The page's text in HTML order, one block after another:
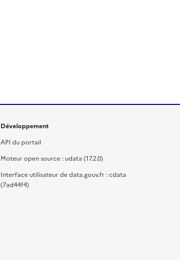
Développement
API du portail
Moteur open source : udata (17.2.0)
Interface utilisateur de data.gouv.fr : cdata
(7ad44f4)